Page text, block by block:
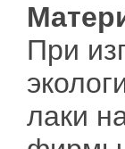
При
лаки